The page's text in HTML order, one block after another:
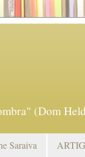
(Dom
Saraiva